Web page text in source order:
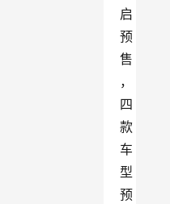
启
预
售
，
四
款
车
型
预